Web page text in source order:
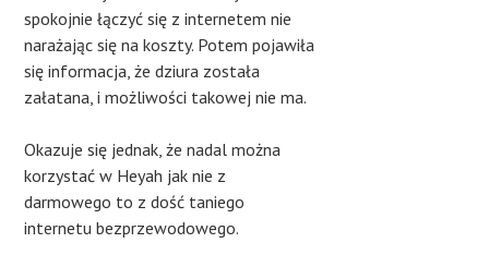
spokojnie łączyć się z internetem nie
narażając się na koszty. Potem pojawiła
się informacja, że dziura została
załatana, i możliwości takowej nie ma.
Okazuje się jednak, że nadal można
korzystać w Heyah jak nie z
darmowego to z dość taniego
internetu bezprzewodowego.